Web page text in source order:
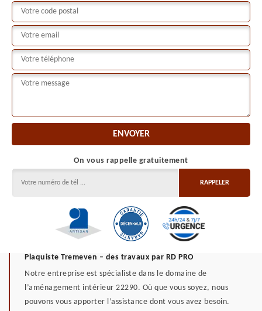
On vous rappelle gratuitement
Plaquiste Tremeven – des travaux par RD PRO
Notre entreprise est spécialiste dans le domaine de
l’aménagement intérieur 22290. Où que vous soyez, nous
pouvons vous apporter l’assistance dont vous avez besoin.